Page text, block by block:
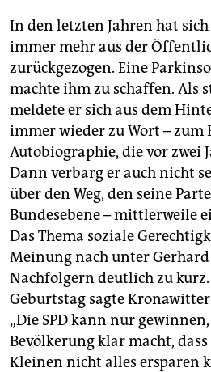
In den letzten Jahren hat sich
immer mehr aus der
zurückgezogen. Eine
machte ihm zu schaffen. Als
meldete er sich aus dem
immer wieder zu Wort – zum
Autobiographie, die vor zwei
Dann verbarg er auch nicht
über den Weg, den seine
Bundesebene – mittlerweile
Das Thema soziale
Meinung nach unter Gerhard
Nachfolgern deutlich zu
Geburtstag sagte
„Die SPD kann nur
Bevölkerung klar macht,
Kleinen nicht alles ersparen